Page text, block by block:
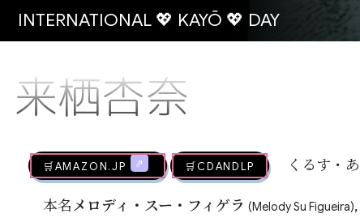
INTERNATIONAL 💖 KAYŌ 💖 DAY
来栖杏奈
🛒AMAZON.jp 🛒CDandLP くるす・
本名メロディ・スー・フィゲラ (Melody Su Figueira)